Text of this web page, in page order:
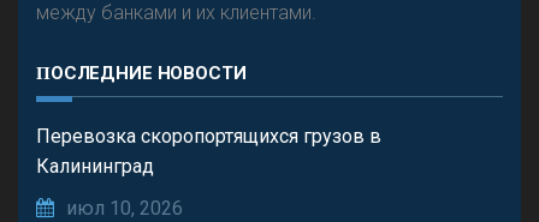
между банками и их клиентами.
ПОСЛЕДНИЕ НОВОСТИ
Перевозка скоропортящихся грузов в
Калининград
июл 10, 2026